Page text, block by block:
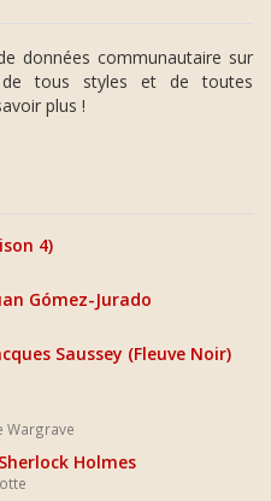
données communautaire sur
tous styles et de toutes
plus !
4)
Gómez-Jurado
Saussey (Fleuve Noir)
Wargrave
Holmes